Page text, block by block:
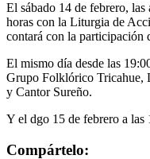
El sábado 14 de febrero, las
horas con la Liturgia de
contará con la participación
El mismo día desde las
Grupo Folklórico Tricahue,
y Cantor Sureño.
Y el dgo 15 de febrero a las
Compártelo: